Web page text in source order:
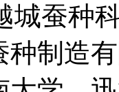
城蚕种
种制造